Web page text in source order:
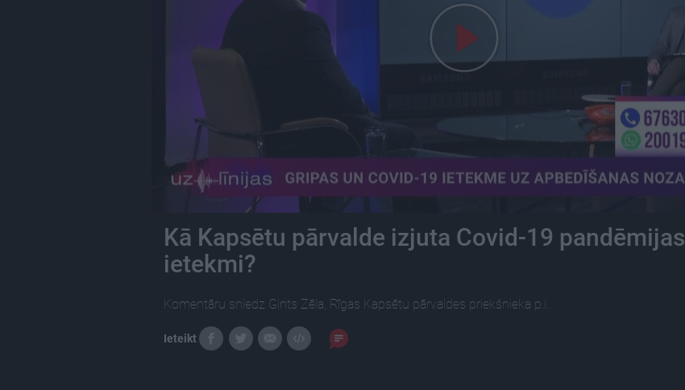
Kā Kapsētu pārvalde izjuta Covid-19 pandēmijas
ietekmi?
Komentāru sniedz Gints Zēla, Rīgas Kapsētu pārvaldes priekšnieka p.i.
Ieteikt